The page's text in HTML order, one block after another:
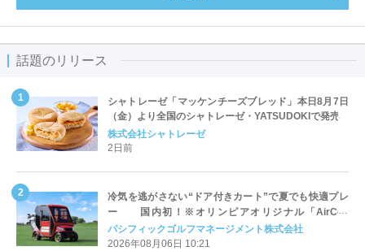
話題のリリース
シャトレーゼ「マッケンチーズブレッド」本日8月7日
（金）より全国のシャトレーゼ・YATSUDOKIで発売
株式会社シャトレーゼ
2日前
冷気を逃がさない“ドア付きカート”で夏でも快適プレ
ー 国内初！※オリンピアオリジナル「AirCon
Cart（エアコンカート）」導入 | ＰＧＭ
パシフィックゴルフマネージメント株式会社
2026年08月06日 10:21